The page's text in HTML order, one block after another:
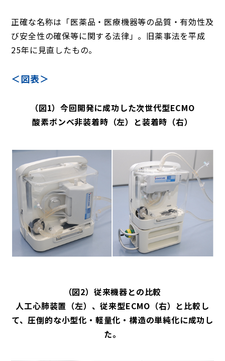
正確な名称は「医薬品・医療機器等の品質・有効性及
び安全性の確保等に関する法律」。旧薬事法を平成
25年に見直したもの。
＜図表＞
（図1）今回開発に成功した次世代型ECMO
酸素ボンベ非装着時（左）と装着時（右）
（図2）従来機器との比較
人工心肺装置（左）、従来型ECMO（右）と比較し
て、圧倒的な小型化・軽量化・構造の単純化に成功し
た。